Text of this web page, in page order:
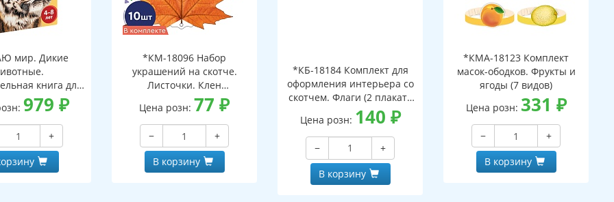
мир. Дикие
книга для
4-8 лет
979 ₽
+
*КМ-18096 Набор
украшений на скотче.
Листочки. Клен
наборе, двухсторонний,
ВД-лак)
Цена розн: 77₽
−
+
В корзину
*КБ-18184 Комплект для
оформления интерьера со
скотчем. Флаги (2 плаката
А3)
Цена розн: 140 ₽
−
+
В корзину
*КМА-18123 Комплект
масок-ободков. Фрукты и
ягоды (7 видов)
Цена розн: 331 ₽
−
+
В корзину